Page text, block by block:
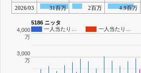
2026/03
31百万 2百万 4.9百万
5186 ニッタ
一人当たり…
一人当たり…
3,000
万
4,000
万